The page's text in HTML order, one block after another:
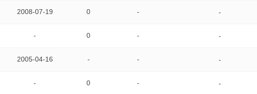
2008-07-19 0 - -
- 0 - -
2005-04-16 - - -
- 0 - -